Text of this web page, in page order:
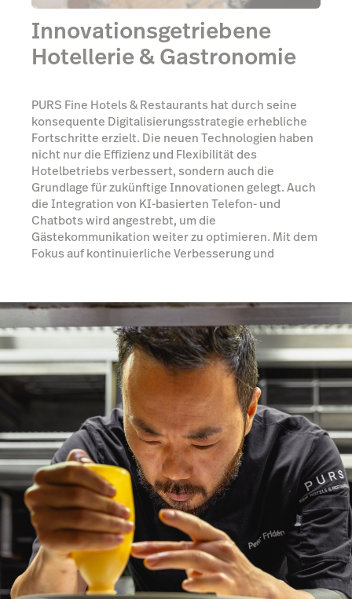
Innovationsgetriebene
Hotellerie & Gastronomie
PURS Fine Hotels & Restaurants hat durch seine
konsequente Digitalisierungsstrategie erhebliche
Fortschritte erzielt. Die neuen Technologien haben
nicht nur die Effizienz und Flexibilität des
Hotelbetriebs verbessert, sondern auch die
Grundlage für zukünftige Innovationen gelegt. Auch
die Integration von KI-basierten Telefon- und
Chatbots wird angestrebt, um die
Gästekommunikation weiter zu optimieren. Mit dem
Fokus auf kontinuierliche Verbesserung und
hohen Ansprüchen ihrer Gäste gerecht zu werden